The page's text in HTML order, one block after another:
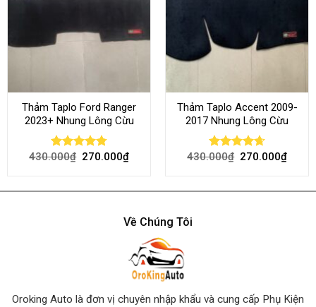
Thảm Taplo Ford Ranger
2023+ Nhung Lông Cừu
Rated 4.80
430.000₫ 270.000₫
Thảm Taplo Accent 2009-
2017 Nhung Lông Cừu
Rated 4.64
430.000₫ 270.000₫
Về Chúng Tôi
Oroking Auto là đơn vị chuyên nhập khẩu và cung cấp Phụ Kiện